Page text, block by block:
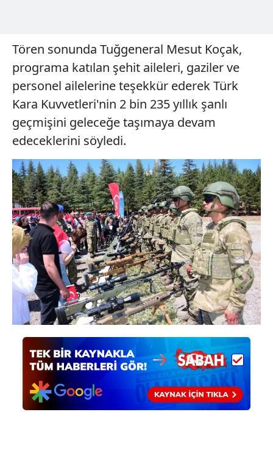
Tören sonunda Tuğgeneral Mesut Koçak,
programa katılan şehit aileleri, gaziler ve
personel ailelerine teşekkür ederek Türk
Kara Kuvvetleri'nin 2 bin 235 yıllık şanlı
geçmişini geleceğe taşımaya devam
edeceklerini söyledi.